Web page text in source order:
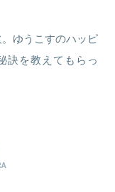
ゆうこすのハッピ
訣を教えてもらっ